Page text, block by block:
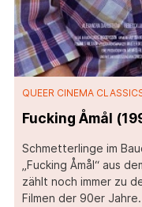
QUEER CINEMA
Fucking Åmål
Schmetterlinge im
„Fucking Åmål“ aus
zählt noch immer zu
Filmen der 90er